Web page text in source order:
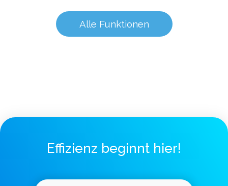
Alle Funktionen
Effizienz beginnt hier!